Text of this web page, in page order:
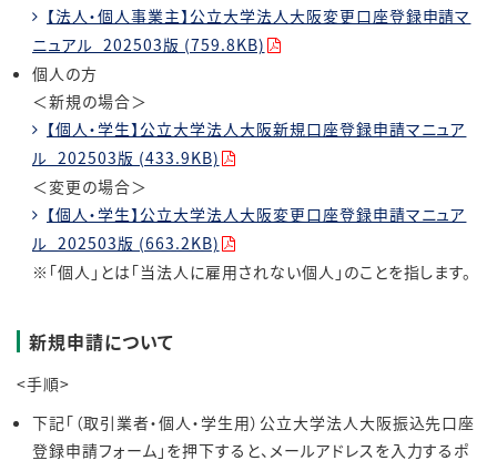
【法人・個人事業主】公立大学法人大阪変更口座登録申請マ
ニュアル_202503版 (759.8KB)
個人の方
＜新規の場合＞
【個人・学生】公立大学法人大阪新規口座登録申請マニュア
ル_202503版 (433.9KB)
＜変更の場合＞
【個人・学生】公立大学法人大阪変更口座登録申請マニュア
ル_202503版 (663.2KB)
※「個人」とは「当法人に雇用されない個人」のことを指します。
新規申請について
<手順>
下記「（取引業者・個人・学生用）公立大学法人大阪振込先口座
登録申請フォーム」を押下すると、メールアドレスを入力するポ